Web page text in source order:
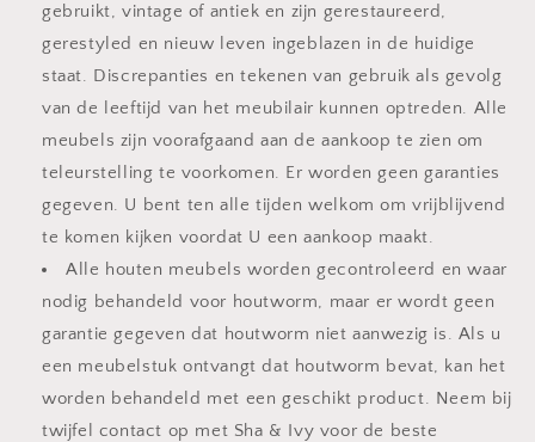
gebruikt, vintage of antiek en zijn gerestaureerd,
gerestyled en nieuw leven ingeblazen in de huidige
staat. Discrepanties en tekenen van gebruik als gevolg
van de leeftijd van het meubilair kunnen optreden. Alle
meubels zijn voorafgaand aan de aankoop te zien om
teleurstelling te voorkomen. Er worden geen garanties
gegeven. U bent ten alle tijden welkom om vrijblijvend
te komen kijken voordat U een aankoop maakt.
Alle houten meubels worden gecontroleerd en waar
nodig behandeld voor houtworm, maar er wordt geen
garantie gegeven dat houtworm niet aanwezig is. Als u
een meubelstuk ontvangt dat houtworm bevat, kan het
worden behandeld met een geschikt product. Neem bij
twijfel contact op met Sha & Ivy voor de beste